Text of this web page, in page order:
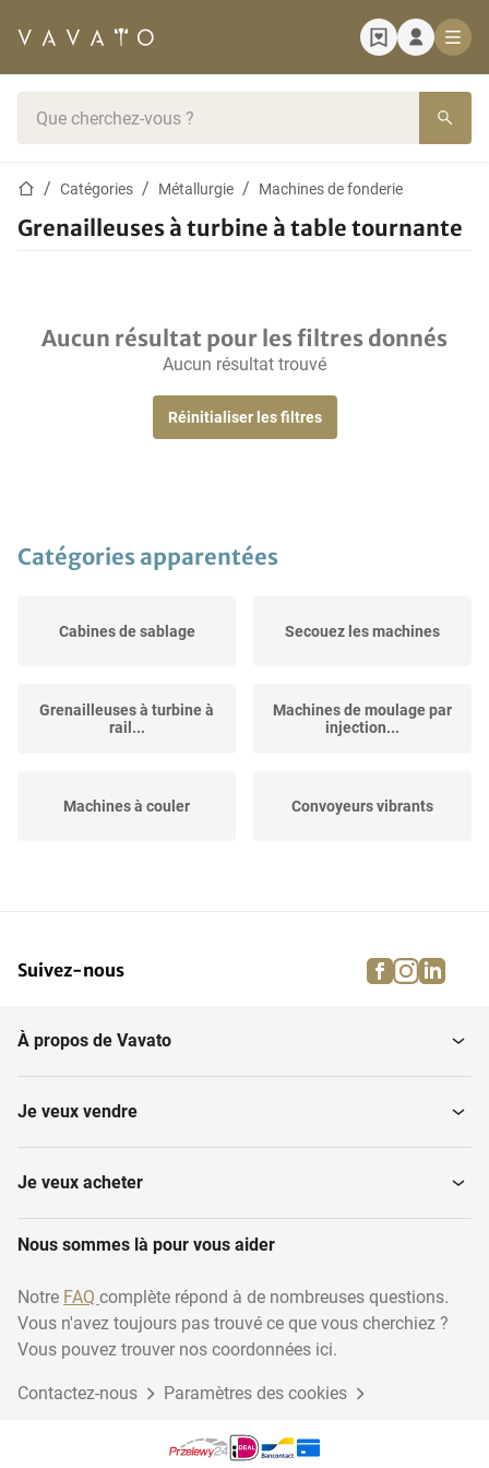
Page d'accueil
Catégories Métallurgie Machines de fonderie
Grenailleuses à turbine à table tournante
Aucun résultat pour les filtres donnés
Aucun résultat trouvé
Réinitialiser les filtres
Catégories apparentées
Cabines de sablage Secouez les machines
Grenailleuses à turbine à
rail...
Machines de moulage par
injection...
Machines à couler Convoyeurs vibrants
Grenailleuses à tambour
Mélangeurs de sable de
moulage
fonderie
du sable
Extracteurs de coulée
Suivez-nous facebook
À propos de Vavato
Je veux vendre
Je veux acheter
Nous sommes là pour vous aider
Notre FAQ complète répond à de nombreuses questions.
Vous n'avez toujours pas trouvé ce que vous cherchiez ?
Vous pouvez trouver nos coordonnées ici.
Contactez-nous Paramètres des cookies